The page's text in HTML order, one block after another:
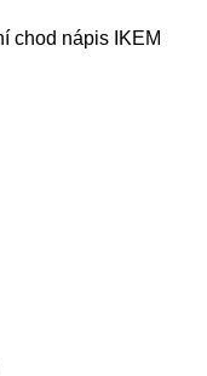
chod nápis IKEM